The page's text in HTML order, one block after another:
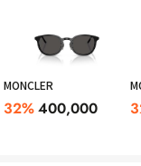
MONCLER
32%400,000